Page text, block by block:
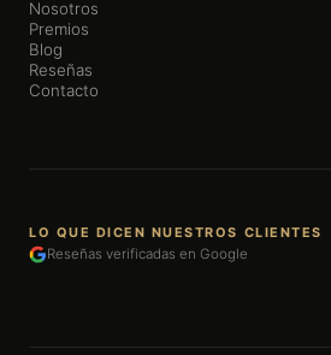
Nosotros
Premios
Blog
Reseñas
Contacto
LO QUE DICEN NUESTROS CLIENTES
Reseñas verificadas en Google